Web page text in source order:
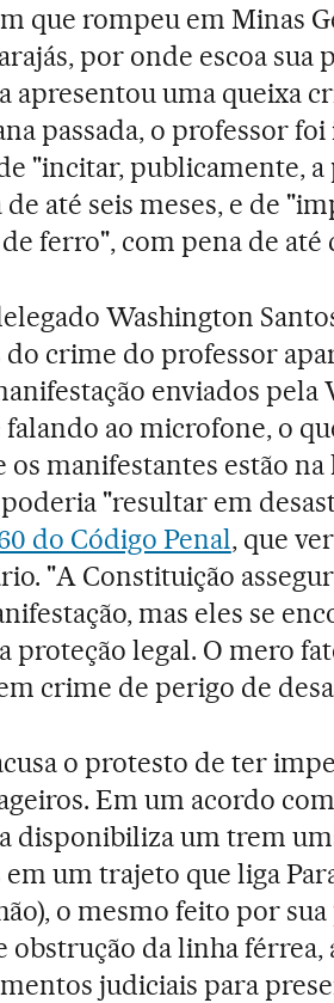
que rompeu em Minas
por onde escoa sua
apresentou uma queixa
passada, o professor
"incitar, publicamente,
de até seis meses, e de
ferro", com pena de até
Washington
crime do professor
enviados pela
falando ao microfone, o
os manifestantes estão
"resultar em
do Código Penal, que
"A Constituição
mas eles se
proteção legal. O mero
crime de perigo de
o protesto de ter
Em um acordo
disponibiliza um trem
em um trajeto que liga
o mesmo feito por
obstrução da linha
judiciais para